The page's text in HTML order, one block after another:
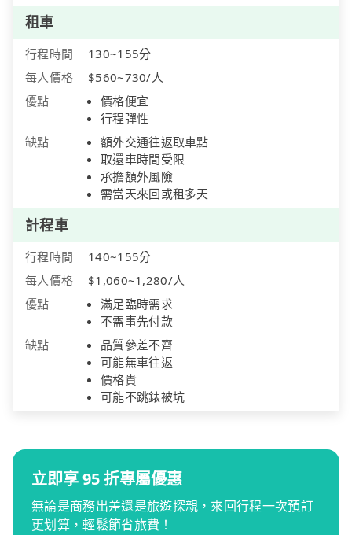
租車
行程時間
130~155分
每人價格
$560~730/人
優點
價格便宜
行程彈性
缺點
額外交通往返取車點
取還車時間受限
承擔額外風險
需當天來回或租多天
計程車
行程時間
140~155分
每人價格
$1,060~1,280/人
優點
滿足臨時需求
不需事先付款
缺點
品質參差不齊
可能無車往返
價格貴
可能不跳錶被坑
立即享 95 折專屬優惠
無論是商務出差還是旅遊探親，來回行程一次預訂
更划算，輕鬆節省旅費！